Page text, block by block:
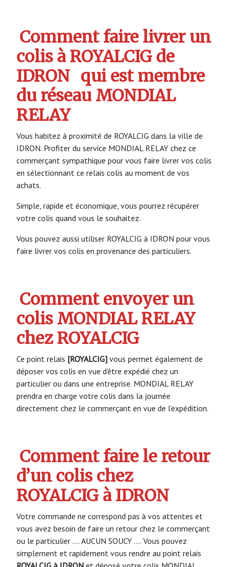
Comment faire livrer un
colis à ROYALCIG de
IDRON qui est membre
du réseau MONDIAL
RELAY
Vous habitez à proximité de ROYALCIG dans la ville de
IDRON. Profiter du service MONDIAL RELAY chez ce
commerçant sympathique pour vous faire livrer vos colis
en sélectionnant ce relais colis au moment de vos
achats.
Simple, rapide et économique, vous pourrez récupérer
votre colis quand vous le souhaitez.
Vous pouvez aussi utiliser ROYALCIG à IDRON pour vous
faire livrer vos colis en provenance des particuliers.
Comment envoyer un
colis MONDIAL RELAY
chez ROYALCIG
Ce point relais [ROYALCIG] vous permet également de
déposer vos colis en vue d’être expédié chez un
particulier ou dans une entreprise. MONDIAL RELAY
prendra en charge votre colis dans la journée
directement chez le commerçant en vue de l’expédition.
Comment faire le retour
d’un colis chez
ROYALCIG à IDRON
Votre commande ne correspond pas à vos attentes et
vous avez besoin de faire un retour chez le commerçant
ou le particulier …. AUCUN SOUCY …. Vous pouvez
simplement et rapidement vous rendre au point relais